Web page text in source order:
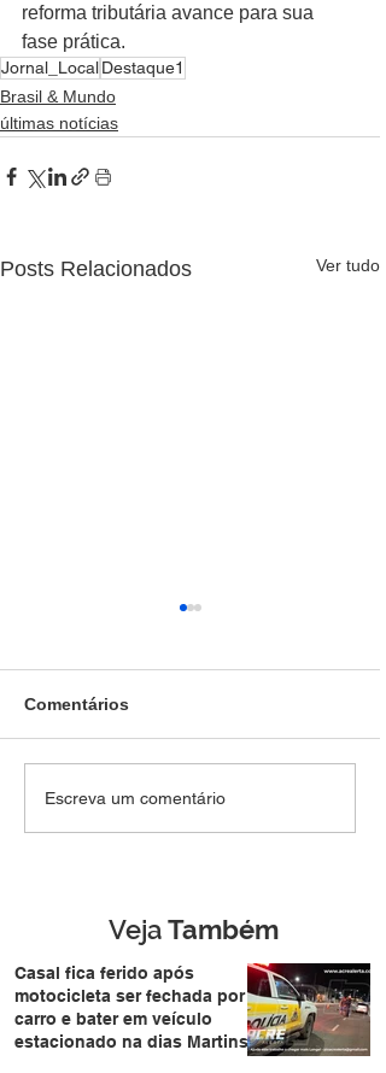
reforma tributária avance para sua
fase prática.
Jornal_LocalDestaque1
Brasil & Mundo
últimas notícias
Posts Relacionados Ver tudo
Força Tática do 1º BPM
Comentários
Escreva um comentário
VejaTambém
Casal fica ferido após
motocicleta ser fechada por
carro e bater em veículo
estacionado na dias Martins